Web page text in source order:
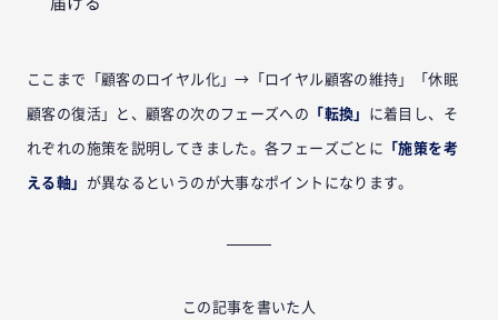
ここまで「顧客のロイヤル化」→「ロイヤル顧客の維持」「休眠
顧客の復活」と、顧客の次のフェーズへの 「転換」 に着目し、そ
れぞれの施策を説明してきました。各フェーズごとに 「施策を考
える軸」 が異なるというのが大事なポイントになります。
この記事を書いた人